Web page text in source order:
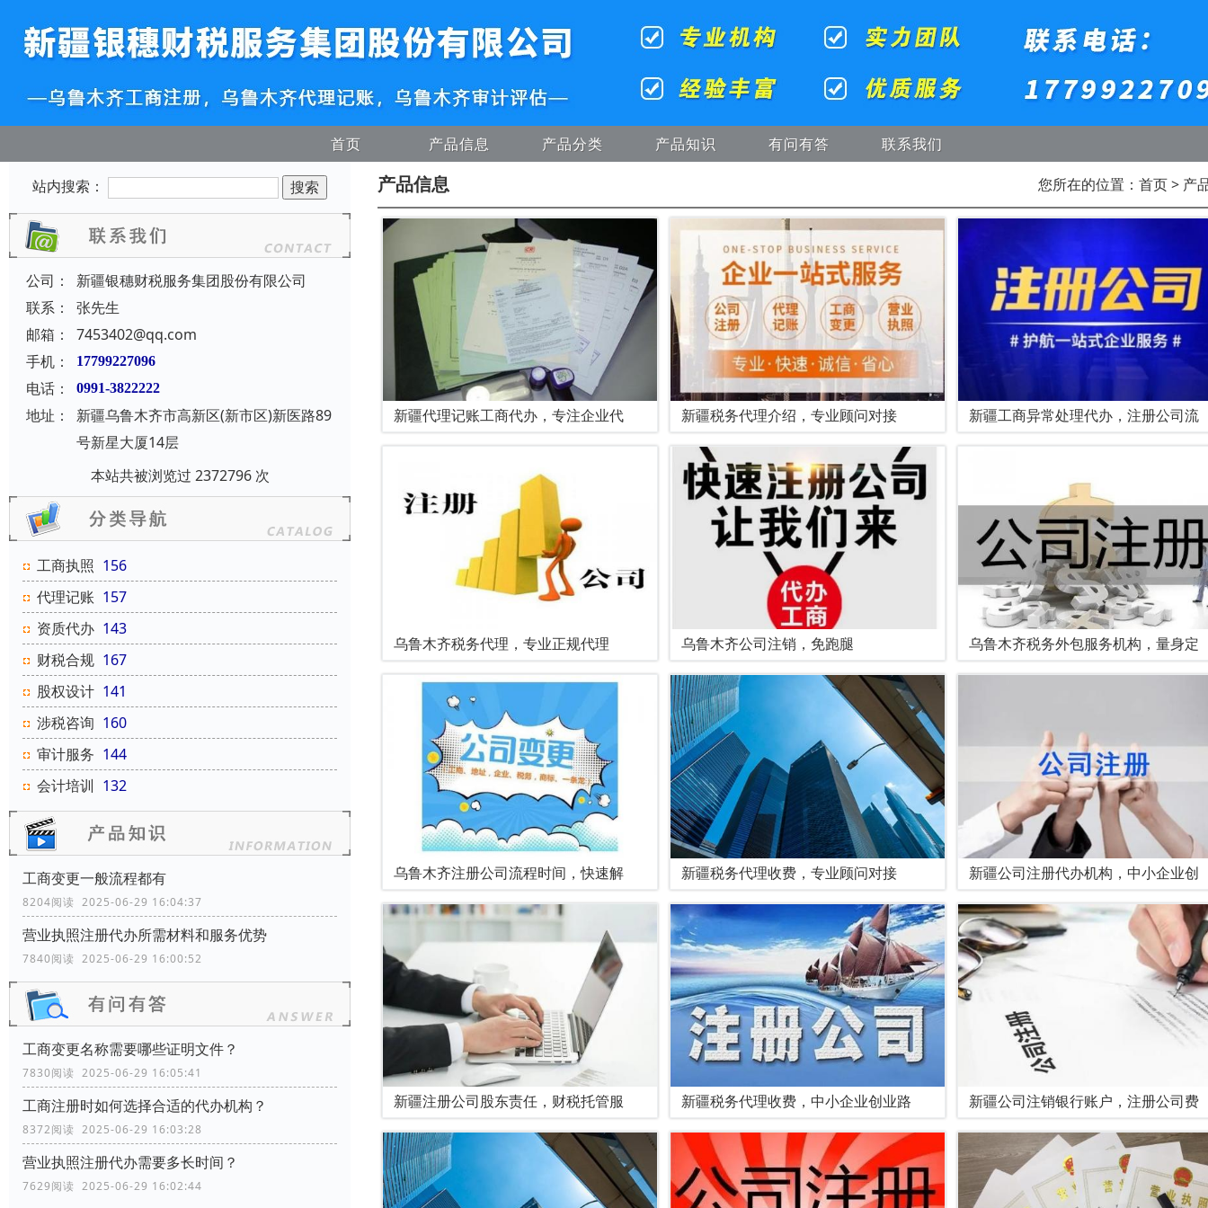
首页 产品信息 产品分类 产品知识 有问有答 联系我们
站内搜索：
公司：
新疆银穗财税服务集团股份有限公司
联系：
张先生
邮箱：
7453402@qq.com
手机：
17799227096
电话： 0991-3822222
地址：
新疆乌鲁木齐市高新区(新市区)新医路89
号新星大厦14层
本站共被浏览过 2372796 次
工商执照 156
代理记账 157
资质代办 143
财税合规 167
股权设计 141
涉税咨询 160
审计服务 144
会计培训 132
工商变更一般流程都有
8204阅读 2025-06-29 16:04:37
营业执照注册代办所需材料和服务优势
7840阅读 2025-06-29 16:00:52
工商变更名称需要哪些证明文件？
7830阅读 2025-06-29 16:05:41
工商注册时如何选择合适的代办机构？
8372阅读 2025-06-29 16:03:28
营业执照注册代办需要多长时间？
7629阅读 2025-06-29 16:02:44
产品信息 您所在的位置： 首页> 产
新疆代理记账工商代办，专注企业代 新疆税务代理介绍，专业顾问对接 新疆工商异常处理代办，注册公司流
乌鲁木齐税务代理，专业正规代理 乌鲁木齐公司注销，免跑腿 乌鲁木齐税务外包服务机构，量身定
乌鲁木齐注册公司流程时间，快速解 新疆税务代理收费，专业顾问对接 新疆公司注册代办机构，中小企业创
新疆注册公司股东责任，财税托管服 新疆税务代理收费，中小企业创业路 新疆公司注销银行账户，注册公司费